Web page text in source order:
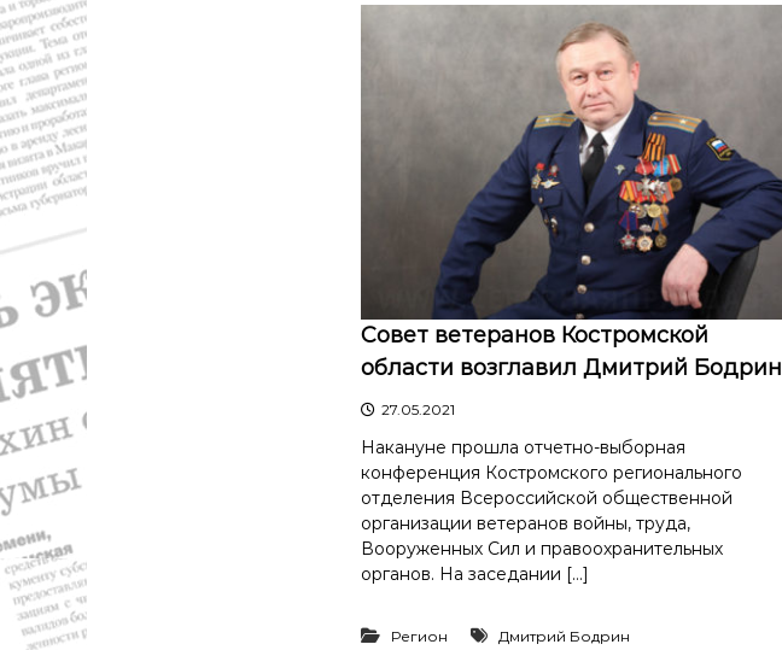
Совет ветеранов Костромской
области возглавил Дмитрий Бодрин
27.05.2021
Накануне прошла отчетно-выборная
конференция Костромского регионального
отделения Всероссийской общественной
организации ветеранов войны, труда,
Вооруженных Сил и правоохранительных
органов. На заседании […]
Регион Дмитрий Бодрин